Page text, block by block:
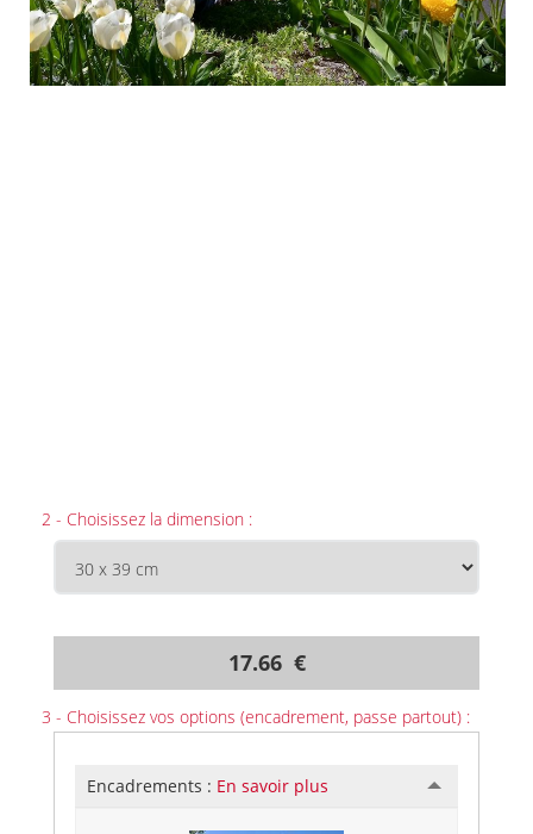
2 - Choisissez la dimension :
17.66 €
3 - Choisissez vos options (encadrement, passe partout) :
Encadrements : En savoir plus